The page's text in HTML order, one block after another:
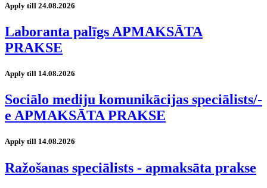
Apply till 24.08.2026
Laboranta palīgs APMAKSĀTA
PRAKSE
Apply till 14.08.2026
Sociālo mediju komunikācijas speciālists/-
e APMAKSĀTA PRAKSE
Apply till 14.08.2026
Ražošanas speciālists - apmaksāta prakse